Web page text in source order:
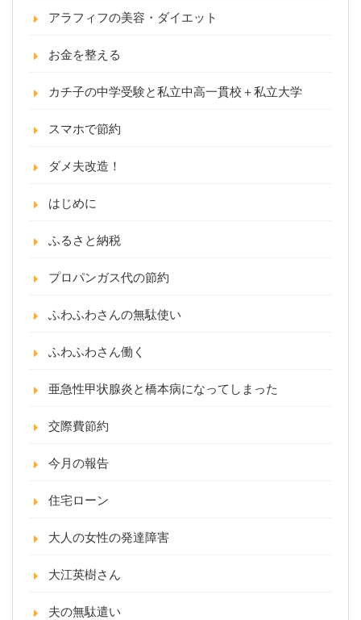
アラフィフの美容・ダイエット
お金を整える
カチ子の中学受験と私立中高一貫校＋私立大学
スマホで節約
ダメ夫改造！
はじめに
ふるさと納税
プロパンガス代の節約
ふわふわさんの無駄使い
ふわふわさん働く
亜急性甲状腺炎と橋本病になってしまった
交際費節約
今月の報告
住宅ローン
大人の女性の発達障害
大江英樹さん
夫の無駄遣い